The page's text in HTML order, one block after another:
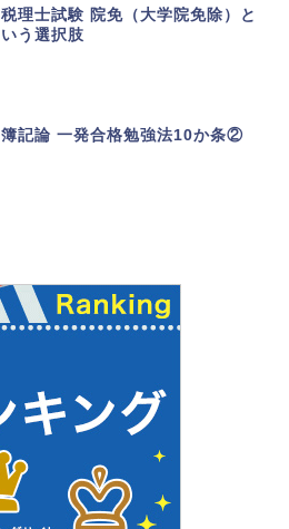
税理士試験 院免（大学院免除）と
いう選択肢
簿記論 一発合格勉強法10か条②